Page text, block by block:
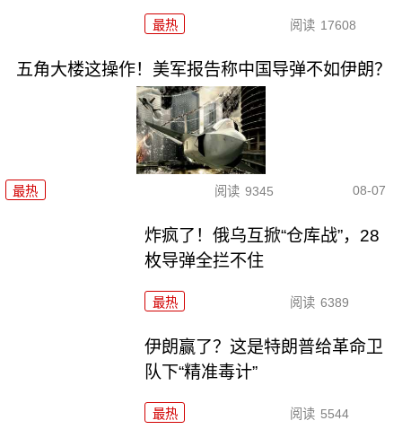
最热 阅读 17608
五角大楼这操作！美军报告称中国导弹不如伊朗？
最热 阅读 9345 08-07
炸疯了！俄乌互掀“仓库战”，28
枚导弹全拦不住
最热 阅读 6389
伊朗赢了？这是特朗普给革命卫
队下“精准毒计”
最热 阅读 5544